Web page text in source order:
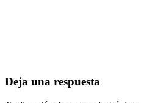
Deja una respuesta